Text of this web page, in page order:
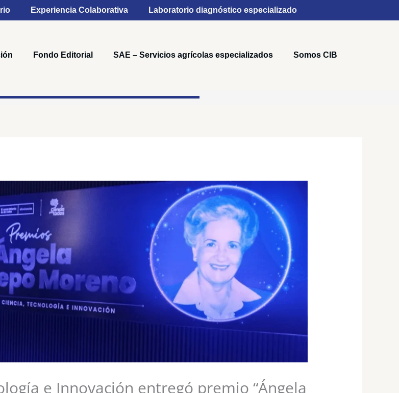
Experiencia Colaborativa Laboratorio diagnóstico especializado
Fondo Editorial SAE – Servicios agrícolas especializados Somos CIB
e Innovación entregó premio “Ángela